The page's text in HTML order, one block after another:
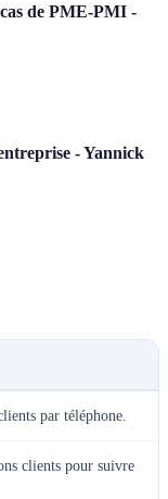
de PME-PMI -
- Yannick
par téléphone.
clients pour suivre